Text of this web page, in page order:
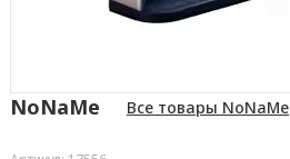
NoNaMe Все товары NoNaMe